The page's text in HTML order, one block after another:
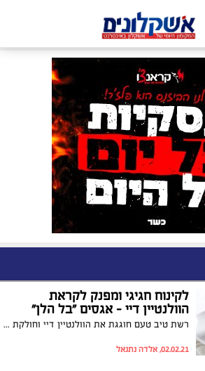
לקינוח חגיגי ומפנק לקראת
הוולנטיין דיי - אגסים "בל הלן"
רשת טיב טעם חוגגת את הוולנטיין דיי וחולקת מתכון קינוח מפנק – אגסים "בל הלן".
02.02.21, אלדה נתנאל